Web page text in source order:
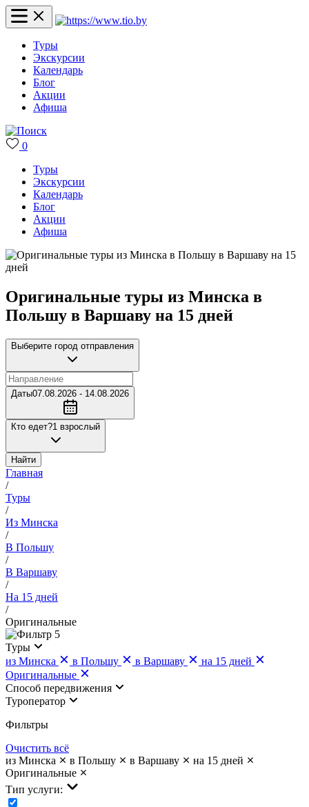
Туры
Экскурсии
Календарь
Блог
Акции
Афиша
0
Туры
Экскурсии
Календарь
Блог
Акции
Афиша
Оригинальные туры из Минска в
Польшу в Варшаву на 15 дней
Выберите город отправления
Даты07.08.2026 - 14.08.2026
Кто едет?1 взрослый
Найти
Главная
/
Туры
/
Из Минска
/
В Польшу
/
В Варшаву
/
На 15 дней
/
Оригинальные
5
Туры
из Минска
в Польшу в Варшаву
на 15 дней
Оригинальные
Cпособ передвижения
Туроператор
Фильтры
Очистить всё
из Минска
в Польшу в Варшаву
на 15 дней
Оригинальные
Тип услуги: